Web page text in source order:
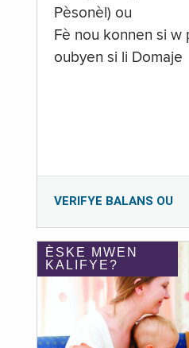
Pèsonèl) ou
Fè nou konnen si w
oubyen si li Domaje
VERIFYE BALANS OU
ÈSKE MWEN
KALIFYE?